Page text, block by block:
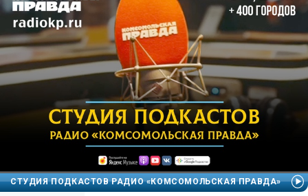
СТУДИЯ ПОДКАСТОВ РАДИО «КОМСОМОЛЬСКАЯ ПРАВДА»